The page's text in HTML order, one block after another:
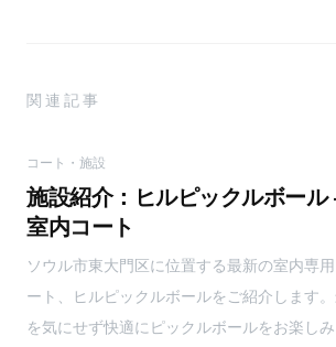
関連記事
コート・施設
施設紹介：ヒルピックルボール
室内コート
ソウル市東大門区に位置する最新の室内専
ート、ヒルピックルボールをご紹介します
を気にせず快適にピックルボールをお楽しみ